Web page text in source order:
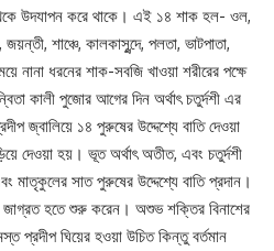
উদযাপন করে থাকে। এই ১৪ শাক হল- ওল,
শাঞ্চে, কালকাসুন্দে, পলতা, ভাটপাতা,
ধরনের শাক-সবজি খাওয়া শরীরের পক্ষে
কালী পুজোর আগের দিন অর্থাৎ চতুর্দশী এর
জ্বালিয়ে ১৪ পুরুষের উদ্দেশ্যে বাতি দেওয়া
দেওয়া হয়। ভূত অর্থাৎ অতীত, এবং চতুর্দশী
মাতৃকুলের সাত পুরুষের উদ্দেশ্যে বাতি প্রদান।
জাগ্রত হতে শুরু করেন। অশুভ শক্তির বিনাশের
প্রদীপ ঘিয়ের হওয়া উচিত কিন্তু বর্তমান